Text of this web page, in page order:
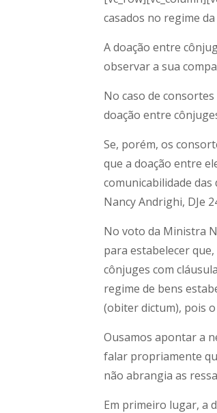
casados no regime
A doação entre
observar a sua
No caso de
doação entre
Se, porém, os
que a doação entre
comunicabilidade das
Nancy Andrighi, DJe
No voto da Ministra
para estabelecer
cônjuges com
regime de bens
(obiter dictum), pois
Ousamos apontar a
falar propriamente
não abrangia as
Em primeiro lugar, a